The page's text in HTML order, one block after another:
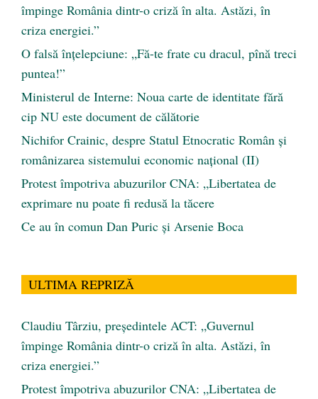
împinge România dintr-o criză în alta. Astăzi, în
criza energiei.”
O falsă înțelepciune: „Fă-te frate cu dracul, pînă treci
puntea!”
Ministerul de Interne: Noua carte de identitate fără
cip NU este document de călătorie
Nichifor Crainic, despre Statul Etnocratic Român şi
românizarea sistemului economic naţional (II)
Protest împotriva abuzurilor CNA: „Libertatea de
exprimare nu poate fi redusă la tăcere
Ce au în comun Dan Puric şi Arsenie Boca
ULTIMA REPRIZĂ
Claudiu Târziu, președintele ACT: „Guvernul
împinge România dintr-o criză în alta. Astăzi, în
criza energiei.”
Protest împotriva abuzurilor CNA: „Libertatea de